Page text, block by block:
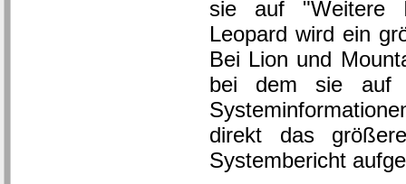
sie auf "Weitere
Leopard wird ein
Bei Lion und
bei dem sie auf
direkt das
Systembericht